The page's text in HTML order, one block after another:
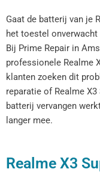
Gaat de batterij van je
het toestel
Bij Prime Repair in
professionele Realme
klanten zoeken dit
reparatie of Realme
batterij vervangen
langer mee.
Realme X3